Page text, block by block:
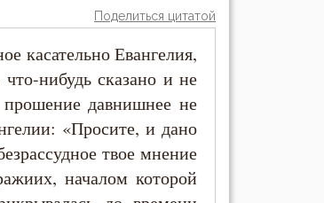
Поделиться цитатой
касательно Евангелия,
нибудь сказано и не
давнишнее не
«Просите, и дано
твое мнение
началом которой